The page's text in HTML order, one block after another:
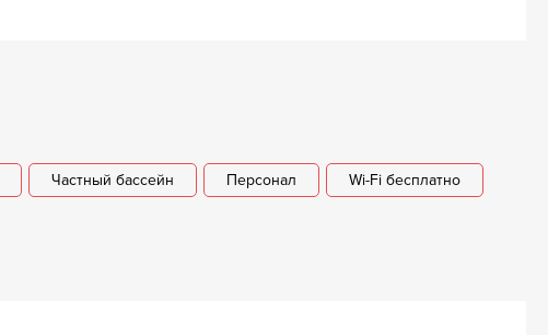
Частный бассейн Персонал Wi-Fi бесплатно